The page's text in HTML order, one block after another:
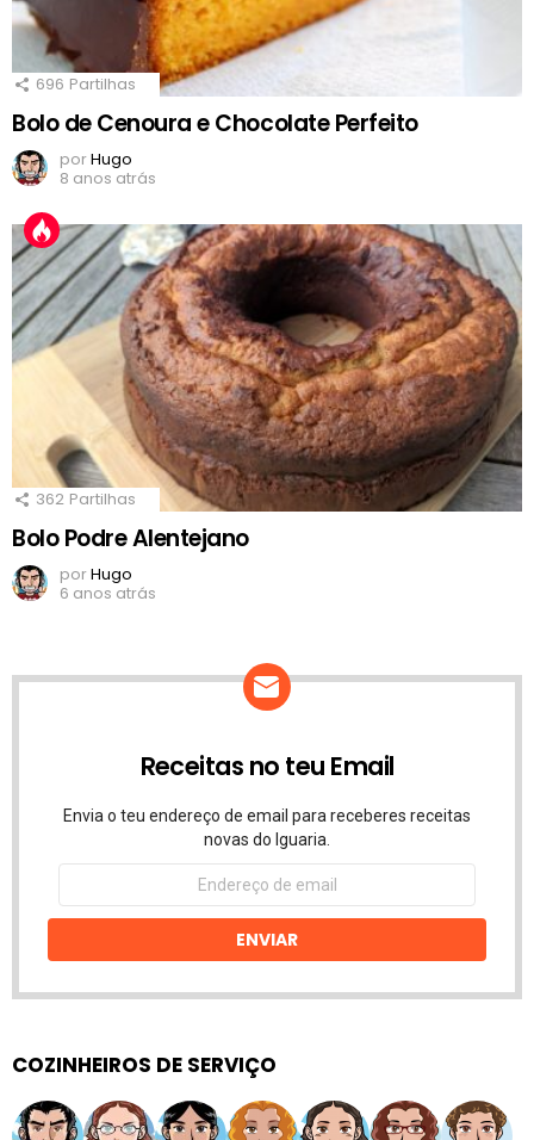
696 Partilhas
Bolo de Cenoura e Chocolate Perfeito
porHugo
8 anos atrás
362 Partilhas
Bolo Podre Alentejano
porHugo
6 anos atrás
Receitas no teu Email
Envia o teu endereço de email para receberes receitas
novas do Iguaria.
Endereço
email
ENVIAR
COZINHEIROS DE SERVIÇO